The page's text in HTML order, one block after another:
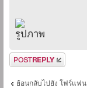
ตอบกระทู้
ย้อนกลับไปยัง โฟร์แฟน